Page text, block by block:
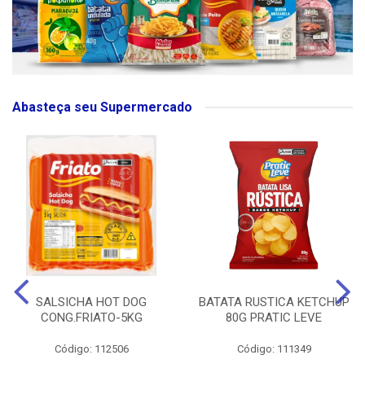
Abasteça seu Supermercado
SALSICHA HOT DOG
CONG.FRIATO-5KG
Código: 112506
BATATA RUSTICA KETCHUP
80G PRATIC LEVE
Código: 111349